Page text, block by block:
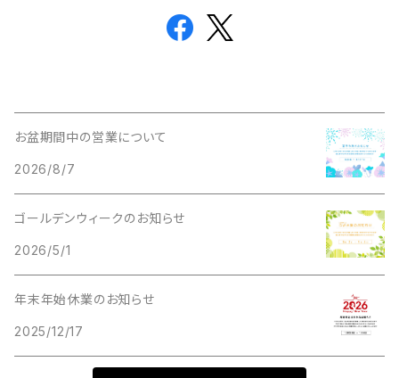
お盆期間中の営業について
2026/8/7
ゴールデンウィークのお知らせ
2026/5/1
年末年始休業のお知らせ
2025/12/17